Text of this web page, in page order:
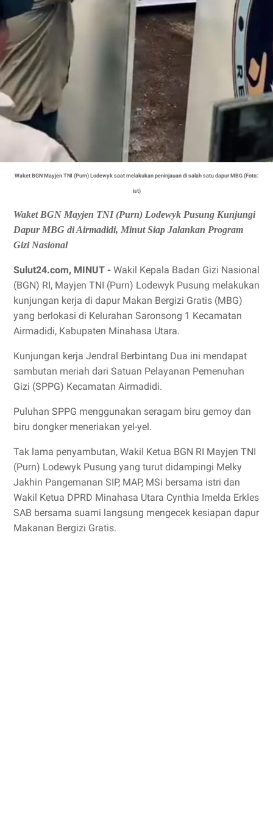
Waket BGN Mayjen TNI (Purn) Lodewyk saat melakukan peninjauan di salah satu dapur MBG (Foto:
ist)
Waket BGN Mayjen TNI (Purn) Lodewyk Pusung Kunjungi
Dapur MBG di Airmadidi, Minut Siap Jalankan Program
Gizi Nasional
Sulut24.com, MINUT - Wakil Kepala Badan Gizi Nasional
(BGN) RI, Mayjen TNI (Purn) Lodewyk Pusung melakukan
kunjungan kerja di dapur Makan Bergizi Gratis (MBG)
yang berlokasi di Kelurahan Saronsong 1 Kecamatan
Airmadidi, Kabupaten Minahasa Utara.
Kunjungan kerja Jendral Berbintang Dua ini mendapat
sambutan meriah dari Satuan Pelayanan Pemenuhan
Gizi (SPPG) Kecamatan Airmadidi.
Puluhan SPPG menggunakan seragam biru gemoy dan
biru dongker meneriakan yel-yel.
Tak lama penyambutan, Wakil Ketua BGN RI Mayjen TNI
(Purn) Lodewyk Pusung yang turut didampingi Melky
Jakhin Pangemanan SIP, MAP, MSi bersama istri dan
Wakil Ketua DPRD Minahasa Utara Cynthia Imelda Erkles
SAB bersama suami langsung mengecek kesiapan dapur
Makanan Bergizi Gratis.